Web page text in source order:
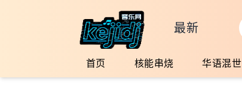
最新
首页 核能串烧 华语混世